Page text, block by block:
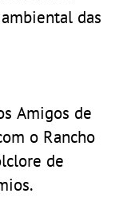
das
Amigos de
o Rancho
de